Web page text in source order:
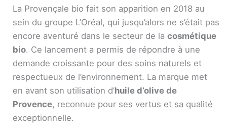
La Provençale bio fait son apparition en 2018 au
sein du groupe L’Oréal, qui jusqu’alors ne s’était pas
encore aventuré dans le secteur de la cosmétique
bio. Ce lancement a permis de répondre à une
demande croissante pour des soins naturels et
respectueux de l’environnement. La marque met
en avant son utilisation d’huile d’olive de
Provence, reconnue pour ses vertus et sa qualité
exceptionnelle.